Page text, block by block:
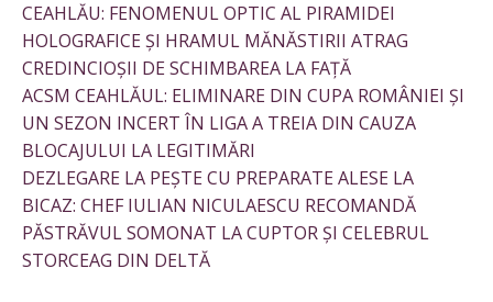
CEAHLĂU: FENOMENUL OPTIC AL PIRAMIDEI
HOLOGRAFICE ȘI HRAMUL MĂNĂSTIRII ATRAG
CREDINCIOȘII DE SCHIMBAREA LA FAȚĂ
ACSM CEAHLĂUL: ELIMINARE DIN CUPA ROMÂNIEI ȘI
UN SEZON INCERT ÎN LIGA A TREIA DIN CAUZA
BLOCAJULUI LA LEGITIMĂRI
DEZLEGARE LA PEȘTE CU PREPARATE ALESE LA
BICAZ: CHEF IULIAN NICULAESCU RECOMANDĂ
PĂSTRĂVUL SOMONAT LA CUPTOR ȘI CELEBRUL
STORCEAG DIN DELTĂ